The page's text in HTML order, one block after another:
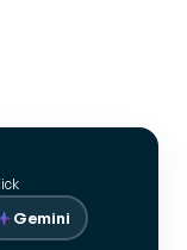
Gemini